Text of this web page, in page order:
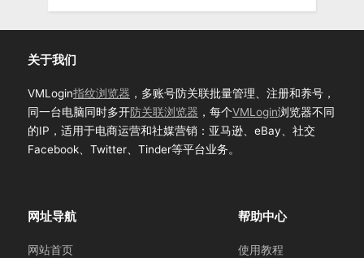
关于我们
VMLogin指纹浏览器 ，多账号防关联批量管理、注册和养号，
同一台电脑同时多开防关联浏览器 ，每个VMLogin浏览器不同
的IP，适用于电商运营和社媒营销：亚马逊、eBay、社交
Facebook、Twitter、Tinder等平台业务。
网址导航
网站首页
帮助中心
使用教程